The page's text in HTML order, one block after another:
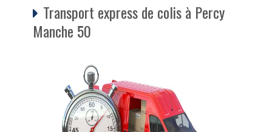
Transport express de colis à Percy
Manche 50